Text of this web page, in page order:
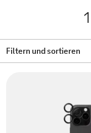
1
Filtern und sortieren